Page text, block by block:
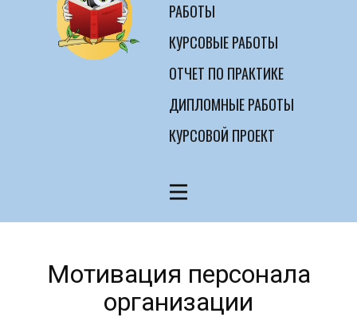
РАБОТЫ
КУРСОВЫЕ РАБОТЫ
ОТЧЕТ ПО ПРАКТИКЕ
ДИПЛОМНЫЕ РАБОТЫ
КУРСОВОЙ ПРОЕКТ
Мотивация персонала
организации